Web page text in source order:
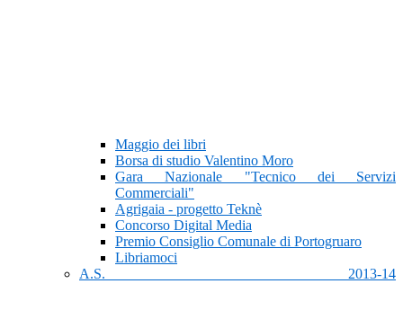
Maggio dei libri
Borsa di studio Valentino Moro
Gara Nazionale "Tecnico dei Servizi
Commerciali"
Agrigaia - progetto Teknè
Concorso Digital Media
Premio Consiglio Comunale di Portogruaro
Libriamoci
A.S. 2013-14